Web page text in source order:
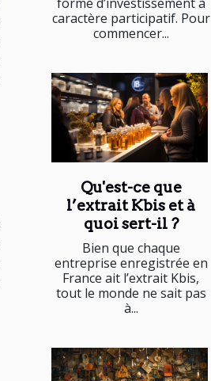
caractère participatif. Pour
commencer...
Qu'est-ce que
l’extrait Kbis et à
quoi sert-il ?
Bien que chaque
entreprise enregistrée en
France ait l’extrait Kbis,
tout le monde ne sait pas
à...